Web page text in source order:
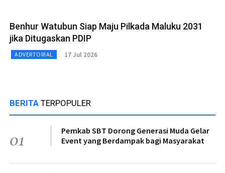
Benhur Watubun Siap Maju Pilkada Maluku 2031
jika Ditugaskan PDIP
ADVERTORIAL 17 Jul 2026
BERITA TERPOPULER
01
Pemkab SBT Dorong Generasi Muda Gelar
Event yang Berdampak bagi Masyarakat